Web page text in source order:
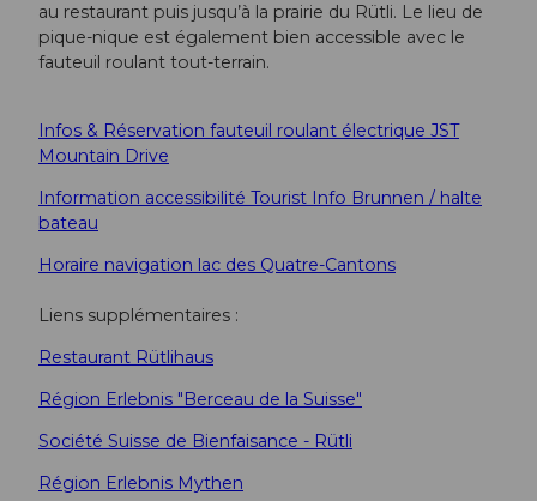
au restaurant puis jusqu’à la prairie du Rütli. Le lieu de
pique-nique est également bien accessible avec le
fauteuil roulant tout-terrain.
Infos & Réservation fauteuil roulant électrique JST
Mountain Drive
Information accessibilité Tourist Info Brunnen / halte
bateau
Horaire navigation lac des Quatre-Cantons
Liens supplémentaires :
Restaurant Rütlihaus
Région Erlebnis "Berceau de la Suisse"
Société Suisse de Bienfaisance - Rütli
Région Erlebnis Mythen